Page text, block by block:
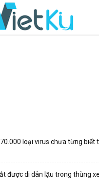
loại virus chưa từng biết
được di dân lậu trong thùng